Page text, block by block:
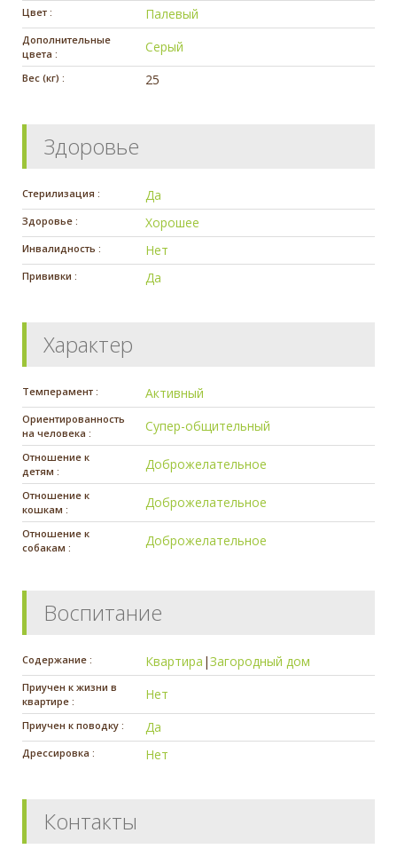
Цвет : Палевый
Дополнительные
цвета :
Серый
Вес (кг) : 25
Здоровье
Стерилизация : Да
Здоровье : Хорошее
Инвалидность : Нет
Прививки : Да
Характер
Темперамент : Активный
Ориентированность
на человека :
Супер-общительный
Отношение к
детям :
Доброжелательное
Отношение к
кошкам :
Доброжелательное
Отношение к
собакам :
Доброжелательное
Воспитание
Содержание : Квартира |Загородный дом
Приучен к жизни в
квартире :
Нет
Приучен к поводку : Да
Дрессировка : Нет
Контакты